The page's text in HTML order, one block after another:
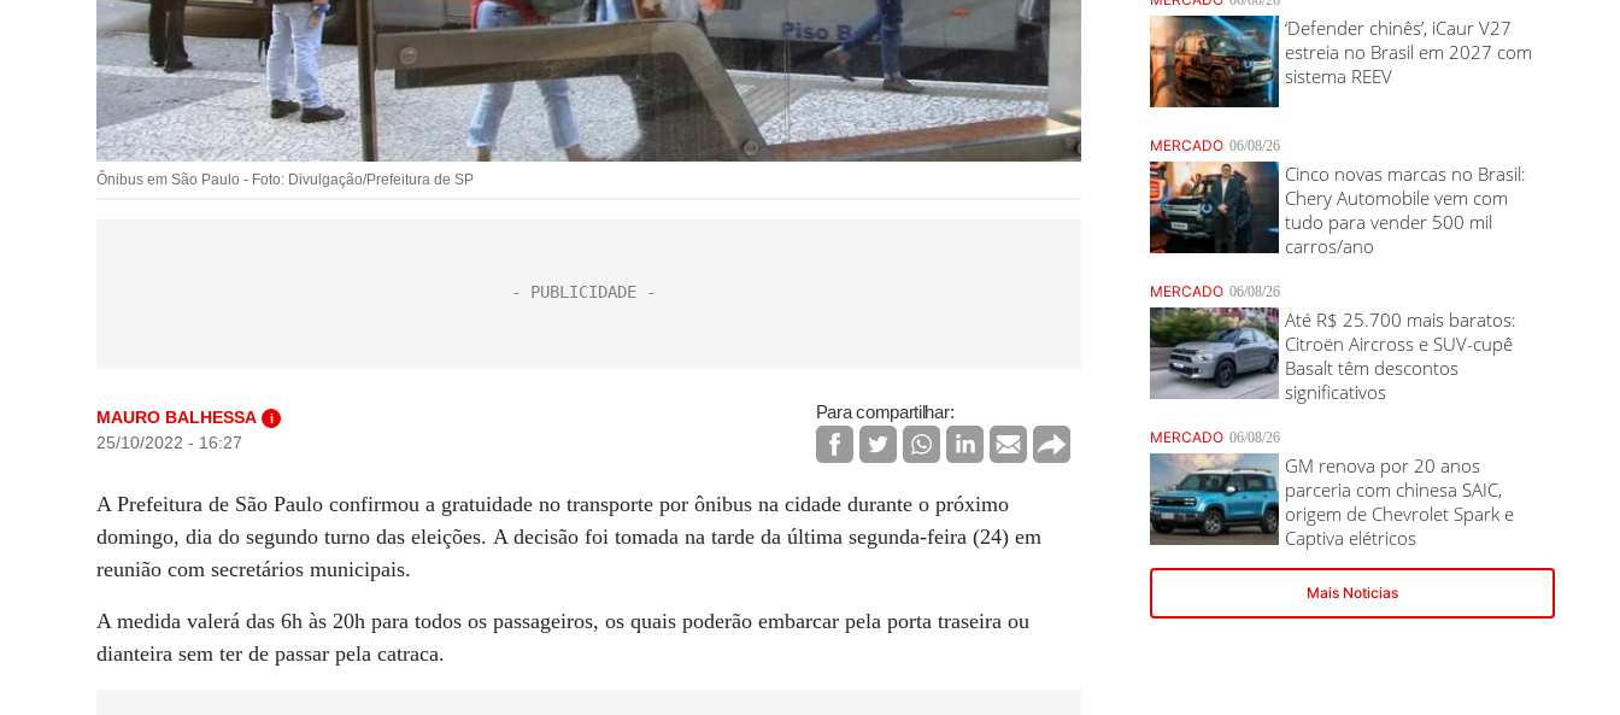
Ônibus em São Paulo - Foto: Divulgação/Prefeitura de SP
MAURO BALHESSA i
25/10/2022 - 16:27
Para compartilhar:
A Prefeitura de São Paulo confirmou a gratuidade no transporte por ônibus na cidade durante o próximo
domingo, dia do segundo turno das eleições. A decisão foi tomada na tarde da última segunda-feira (24) em
reunião com secretários municipais.
A medida valerá das 6h às 20h para todos os passageiros, os quais poderão embarcar pela porta traseira ou
dianteira sem ter de passar pela catraca.